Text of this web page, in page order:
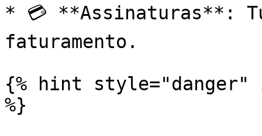
* 💳 **Assinaturas**:
faturamento.
{% hint style="danger"
%}